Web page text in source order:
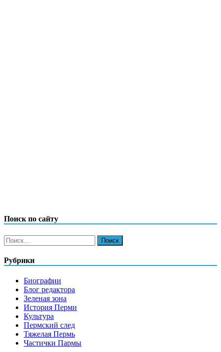
Поиск по сайту
Найти:
Рубрики
Биографии
Блог редактора
Зеленая зона
История Перми
Культура
Пермский след
Тяжелая Пермь
Частички Пармы